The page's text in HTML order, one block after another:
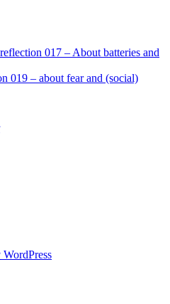
017 – About batteries and
019 – about fear and (social)